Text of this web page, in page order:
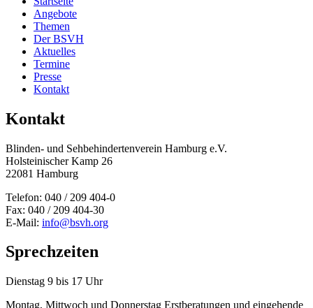
Angebote
Themen
Der BSVH
Aktuelles
Termine
Presse
Kontakt
Kontakt
Blinden- und Sehbehinderten­verein Hamburg e.V.
Holsteinischer Kamp 26
22081 Hamburg
Telefon: 040 / 209 404-0
Fax: 040 / 209 404-30
E-Mail: info@bsvh.org
Sprechzeiten
Dienstag 9 bis 17 Uhr
Montag, Mittwoch und Donnerstag Erstberatungen und eingehende